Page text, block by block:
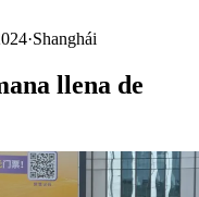
·Shanghái
llena de